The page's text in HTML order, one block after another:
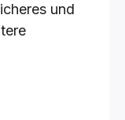
und